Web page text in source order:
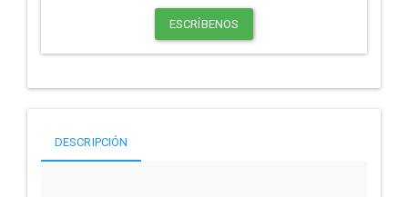
ESCRÍBENOS
DESCRIPCIÓN